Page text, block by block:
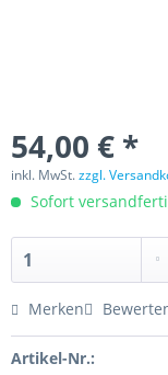
54,00 € *
inkl. MwSt.zzgl.
Sofort
Merken
Artikel-Nr.: